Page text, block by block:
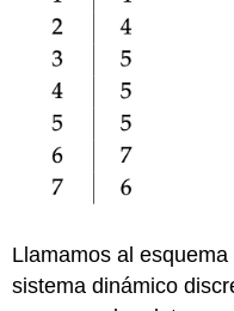
Llamamos al esquema
sistema dinámico